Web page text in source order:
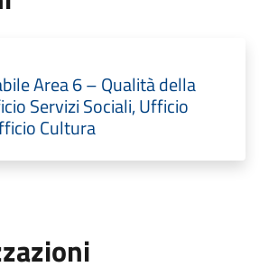
Area 6 – Qualità della
Servizi Sociali, Ufficio
Cultura